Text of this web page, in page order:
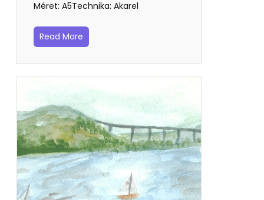
Méret: A5Technika: Akarel
Read More